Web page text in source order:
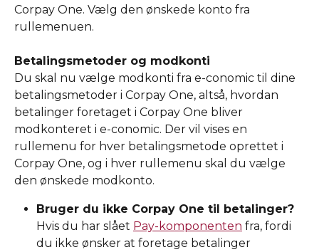
Corpay One. Vælg den ønskede konto fra
rullemenuen.
Betalingsmetoder og modkonti
Du skal nu vælge modkonti fra e-conomic til dine
betalingsmetoder i Corpay One, altså, hvordan
betalinger foretaget i Corpay One bliver
modkonteret i e-conomic. Der vil vises en
rullemenu for hver betalingsmetode oprettet i
Corpay One, og i hver rullemenu skal du vælge
den ønskede modkonto.
Bruger du ikke Corpay One til betalinger?
Hvis du har slået Pay-komponenten fra, fordi
du ikke ønsker at foretage betalinger